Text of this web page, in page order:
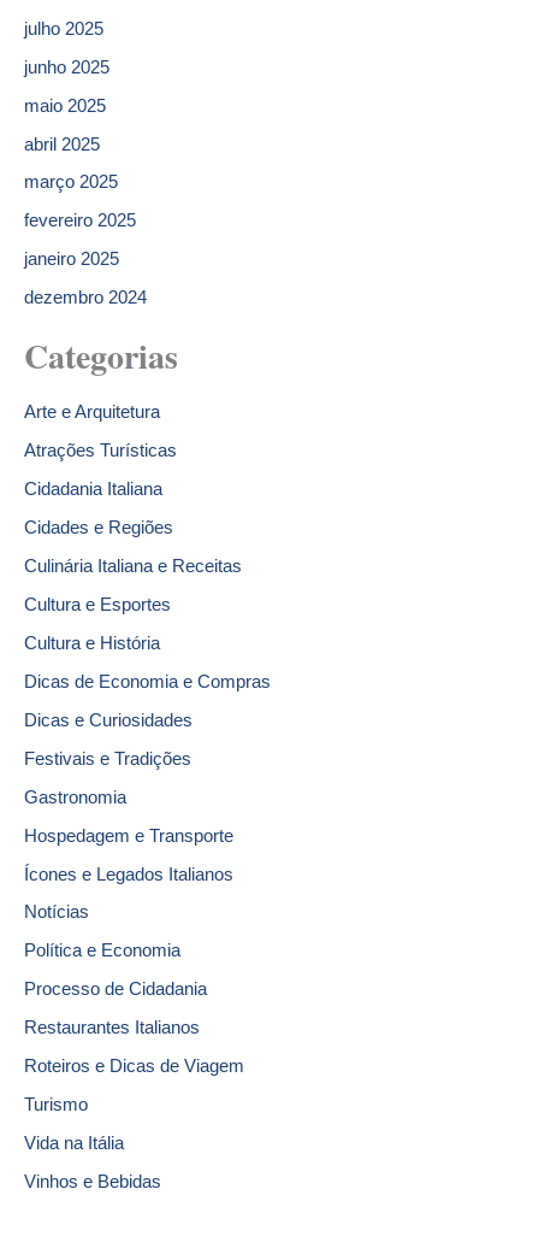
julho 2025
junho 2025
maio 2025
abril 2025
março 2025
fevereiro 2025
janeiro 2025
dezembro 2024
Categorias
Arte e Arquitetura
Atrações Turísticas
Cidadania Italiana
Cidades e Regiões
Culinária Italiana e Receitas
Cultura e Esportes
Cultura e História
Dicas de Economia e Compras
Dicas e Curiosidades
Festivais e Tradições
Gastronomia
Hospedagem e Transporte
Ícones e Legados Italianos
Notícias
Política e Economia
Processo de Cidadania
Restaurantes Italianos
Roteiros e Dicas de Viagem
Turismo
Vida na Itália
Vinhos e Bebidas